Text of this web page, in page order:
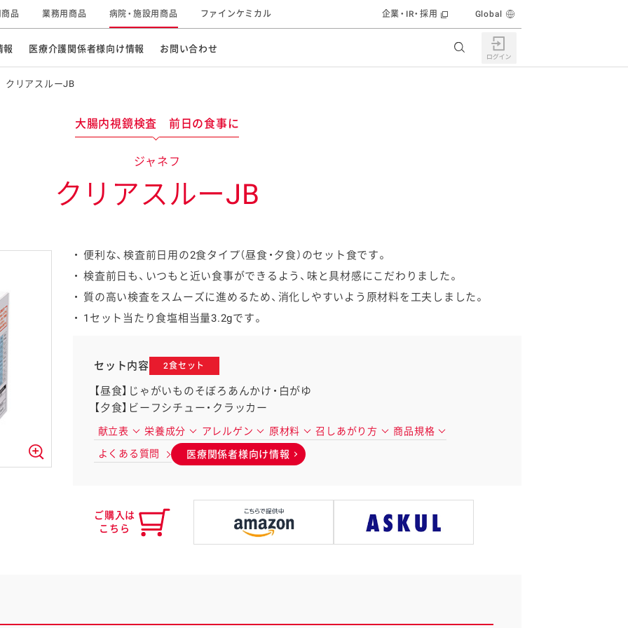
報
塩分調整
医療介護関係者様向け情報 お問い合わせ
品 業務用商品 病院・施設用商品 ファインケミカル 企業・IR・採用
サステナビリティ 研究開発 株主・投資家の皆様へ
Global
大腸内視鏡検査 前日の食事に
ジャネフ
クリアスルーJB
便利な、検査前日用の2食タイプ（昼食・夕食）のセット食です。
検査前日も、いつもと近い食事ができるよう、味と具材感にこだわりました。
質の高い検査をスムーズに進めるため、消化しやすいよう原材料を工夫しました。
1セット当たり食塩相当量3.2gです。
セット内容 2食セット
【昼食】じゃがいものそぼろあんかけ・白がゆ
【夕食】ビーフシチュー・クラッカー
献立表 栄養成分 アレルゲン 原材料 召しあがり方
商品規格
よくある質問
医療関係者様向け情報
ご購入は
こちら
クリアスルーJB